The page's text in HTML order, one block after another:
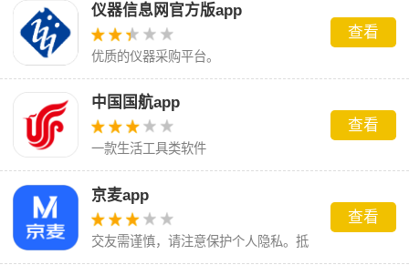
仪器信息网官方版app
优质的仪器采购平台。
查看
中国国航app
一款生活工具类软件
查看
京麦app
交友需谨慎，请注意保护个人隐私。抵
制粗俗语言，共创文明网络环境。
查看